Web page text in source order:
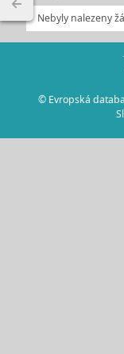
Nebyly nalezeny
© Evropská